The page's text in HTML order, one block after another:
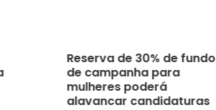
Reserva de 30% de fundo
de campanha para
mulheres poderá
alavancar candidaturas